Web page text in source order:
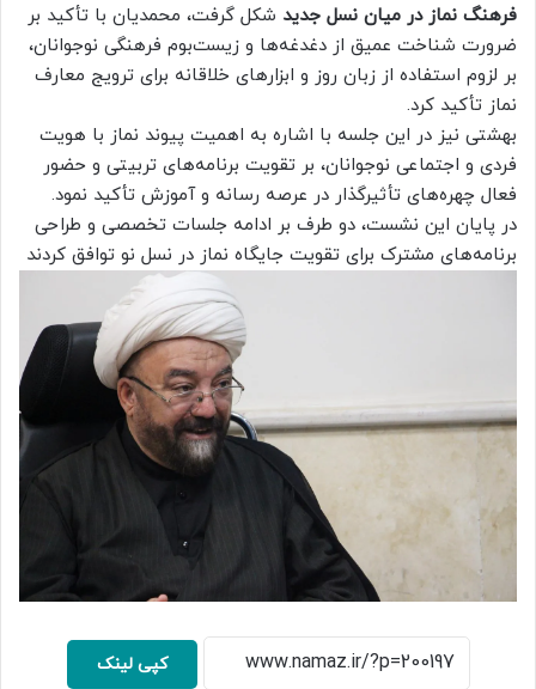
فرهنگ نماز در میان نسل جدید شکل گرفت، محمدیان با تأکید بر
ضرورت شناخت عمیق از دغدغه‌ها و زیست‌بوم فرهنگی نوجوانان،
بر لزوم استفاده از زبان روز و ابزارهای خلاقانه برای ترویج معارف
نماز تأکید کرد.
بهشتی نیز در این جلسه با اشاره به اهمیت پیوند نماز با هویت
فردی و اجتماعی نوجوانان، بر تقویت برنامه‌های تربیتی و حضور
فعال چهره‌های تأثیرگذار در عرصه رسانه و آموزش تأکید نمود.
در پایان این نشست، دو طرف بر ادامه جلسات تخصصی و طراحی
برنامه‌های مشترک برای تقویت جایگاه نماز در نسل نو توافق کردند
کپی لینک